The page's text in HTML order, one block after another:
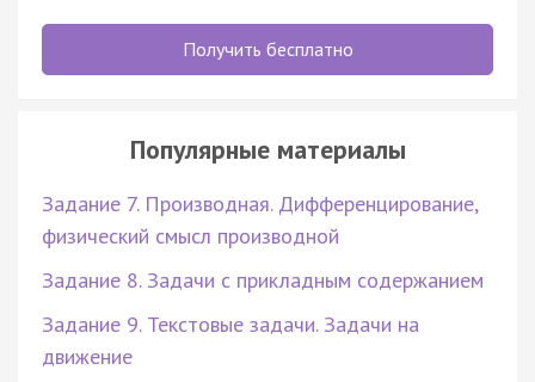
Получить бесплатно
Популярные материалы
Задание 7. Производная. Дифференцирование,
физический смысл производной
Задание 8. Задачи с прикладным содержанием
Задание 9. Текстовые задачи. Задачи на
движение